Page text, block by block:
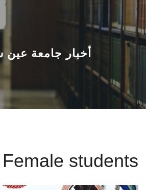
أخبار جامعة
Female students